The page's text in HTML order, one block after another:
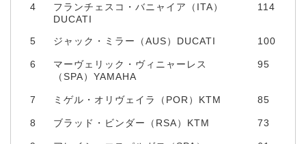
4
フランチェスコ・バニャイア（ITA）
DUCATI
114
5 ジャック・ミラー（AUS）DUCATI 100
6
マーヴェリック・ヴィニャーレス
（SPA）YAMAHA
95
7 ミゲル・オリヴェイラ（POR）KTM 85
8 ブラッド・ビンダー（RSA）KTM 73